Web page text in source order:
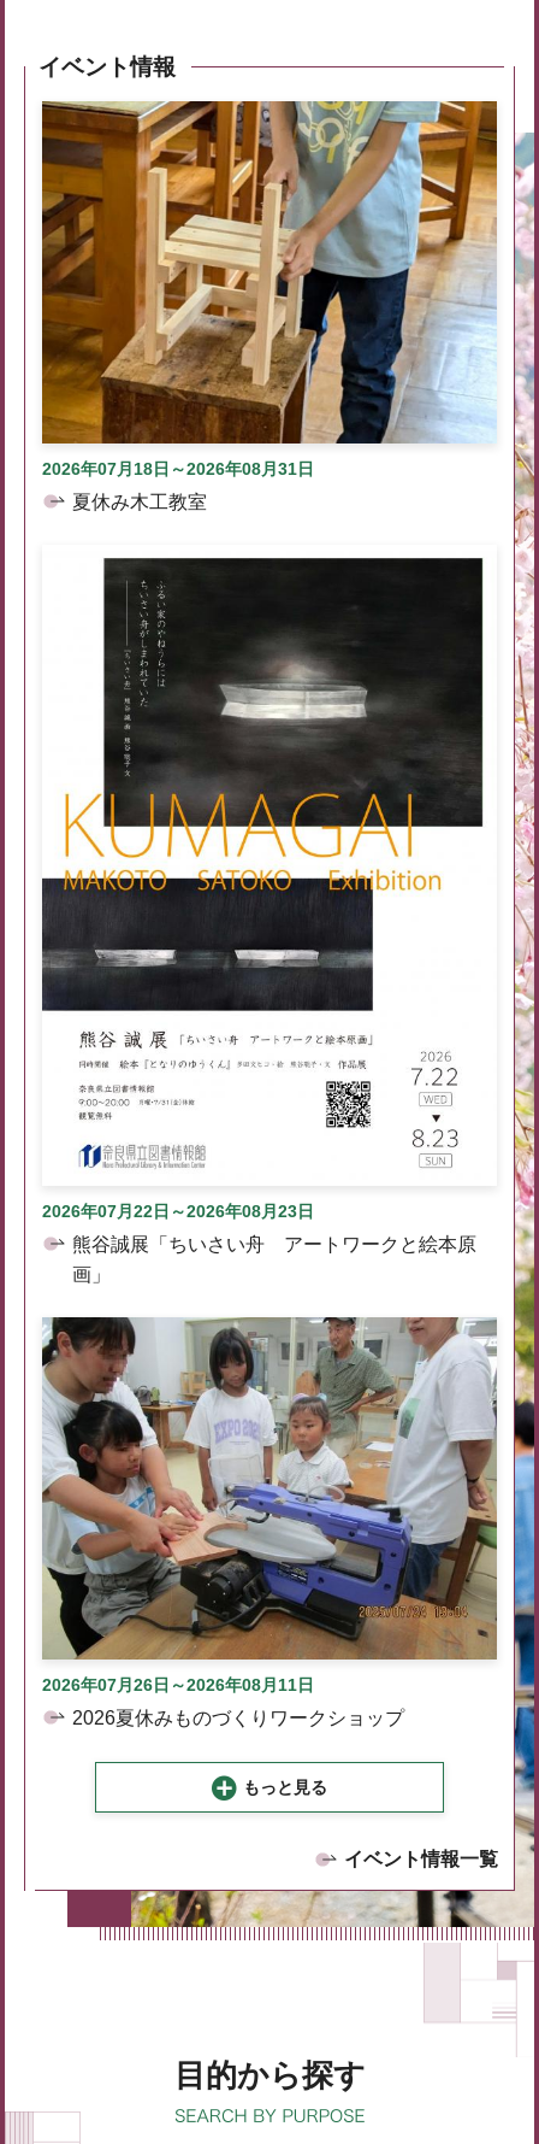
イベント情報
2026年07月18日～2026年08月31日
夏休み木工教室
2026年07月22日～2026年08月23日
熊谷誠展「ちいさい舟 アートワークと絵本原
画」
2026年07月26日～2026年08月11日
2026夏休みものづくりワークショップ
もっと見る
イベント情報一覧
目的から探す